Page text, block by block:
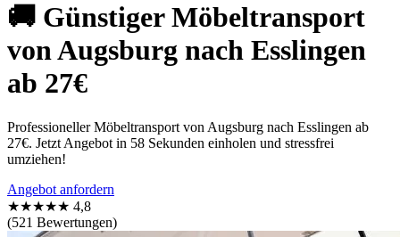
🚚 Günstiger Möbeltransport
von Augsburg nach Esslingen
ab 27€
Professioneller Möbeltransport von Augsburg nach Esslingen ab
27€. Jetzt Angebot in 58 Sekunden einholen und stressfrei
umziehen!
Angebot anfordern
★★★★★ 4,8
(521 Bewertungen)